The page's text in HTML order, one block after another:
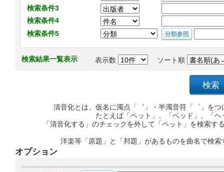
検索条件3
検索条件4
検索条件5
検索結果一覧表示 表示数 ソート順
清音化とは、仮名に濁点「゛」・半濁音符「゜」を
たとえば「ペット」、「ベッド」、「
「清音化する」のチェックを外して「ペット」を検索
洋楽等「原題」と「邦題」があるものを曲名で検
オプション